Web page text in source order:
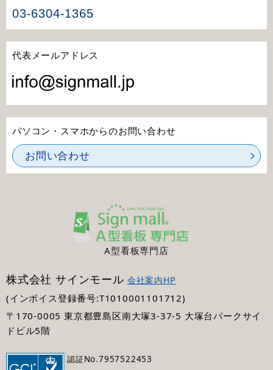
03-6304-1365
代表メールアドレス
パソコン・スマホからのお問い合わせ
お問い合わせ
A型看板専門店
株式会社 サインモール 会社案内HP
(インボイス登録番号:T1010001101712)
〒170-0005 東京都豊島区南大塚3-37-5 大塚台パークサイ
ドビル5階
認証No.7957522453